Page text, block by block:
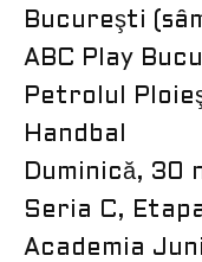
Bucureşti
ABC Play
Petrolul
Handbal
Duminică, 30
Seria C,
Academia